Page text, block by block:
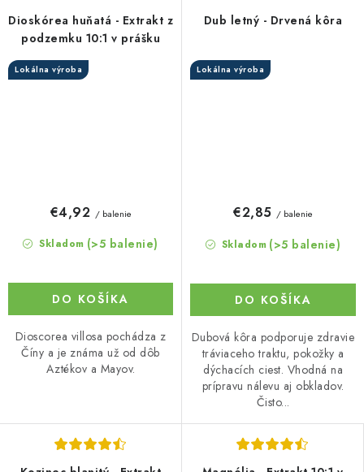
Dioskórea huňatá - Extrakt z
podzemku 10:1 v prášku
Lokálna výroba
Skladom (>5 balenie)
€4,92 / balenie
DO KOŠÍKA
Dioscorea villosa pochádza z
Číny a je známa už od dôb
Aztékov a Mayov.
Dub letný - Drvená kôra
Lokálna výroba
Skladom (>5 balenie)
€2,85 / balenie
DO KOŠÍKA
Dubová kôra podporuje zdravie
tráviaceho traktu, pokožky a
dýchacích ciest. Vhodná na
prípravu nálevu aj obkladov.
Čisto...